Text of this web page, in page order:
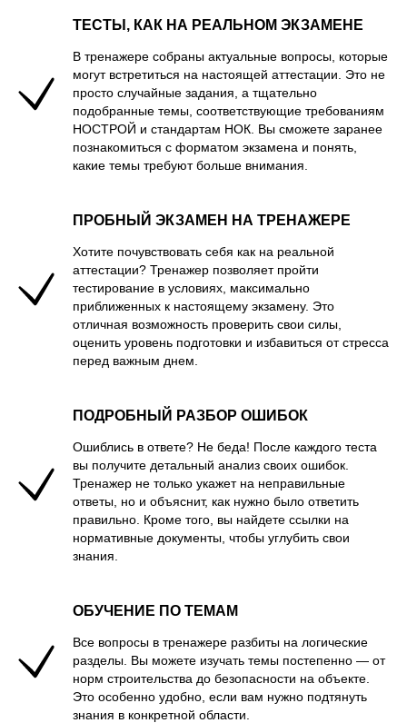
ТЕСТЫ, КАК НА РЕАЛЬНОМ ЭКЗАМЕНЕ
В тренажере собраны актуальные вопросы, которые
могут встретиться на настоящей аттестации. Это не
просто случайные задания, а тщательно
подобранные темы, соответствующие требованиям
НОСТРОЙ и стандартам НОК. Вы сможете заранее
познакомиться с форматом экзамена и понять,
какие темы требуют больше внимания.
ПРОБНЫЙ ЭКЗАМЕН НА ТРЕНАЖЕРЕ
Хотите почувствовать себя как на реальной
аттестации? Тренажер позволяет пройти
тестирование в условиях, максимально
приближенных к настоящему экзамену. Это
отличная возможность проверить свои силы,
оценить уровень подготовки и избавиться от стресса
перед важным днем.
ПОДРОБНЫЙ РАЗБОР ОШИБОК
Ошиблись в ответе? Не беда! После каждого теста
вы получите детальный анализ своих ошибок.
Тренажер не только укажет на неправильные
ответы, но и объяснит, как нужно было ответить
правильно. Кроме того, вы найдете ссылки на
нормативные документы, чтобы углубить свои
знания.
ОБУЧЕНИЕ ПО ТЕМАМ
Все вопросы в тренажере разбиты на логические
разделы. Вы можете изучать темы постепенно — от
норм строительства до безопасности на объекте.
Это особенно удобно, если вам нужно подтянуть
знания в конкретной области.